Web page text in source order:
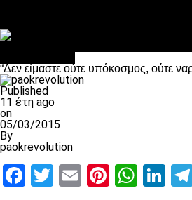
“Δεν είμαστε ούτε υπόκοσμος, ούτε
Published
11 έτη ago
on
05/03/2015
By
paokrevolution
Facebook
Twitter
Email